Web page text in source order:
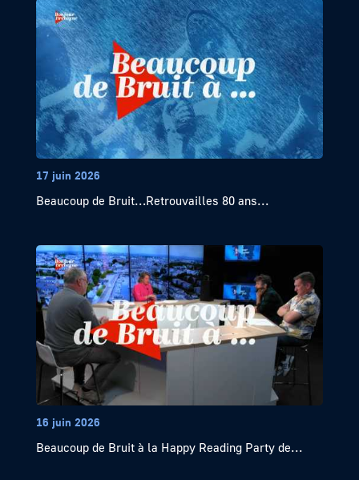
17 juin 2026
Beaucoup de Bruit…Retrouvailles 80 ans...
16 juin 2026
Beaucoup de Bruit à la Happy Reading Party de...